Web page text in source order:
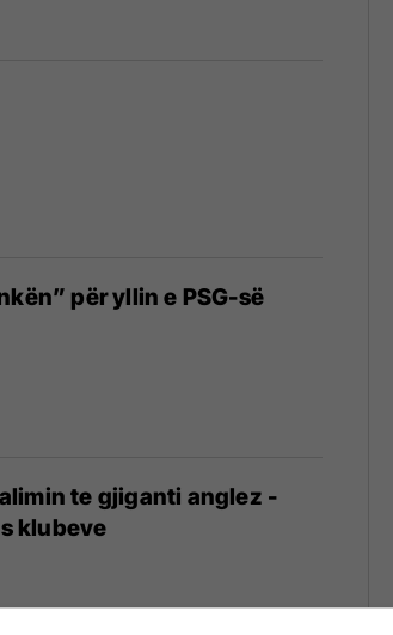
për yllin e PSG-së
te gjiganti anglez -
klubeve